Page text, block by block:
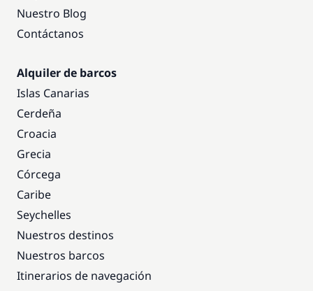
Nuestro Blog
Contáctanos
Alquiler de barcos
Islas Canarias
Cerdeña
Croacia
Grecia
Córcega
Caribe
Seychelles
Nuestros destinos
Nuestros barcos
Itinerarios de navegación